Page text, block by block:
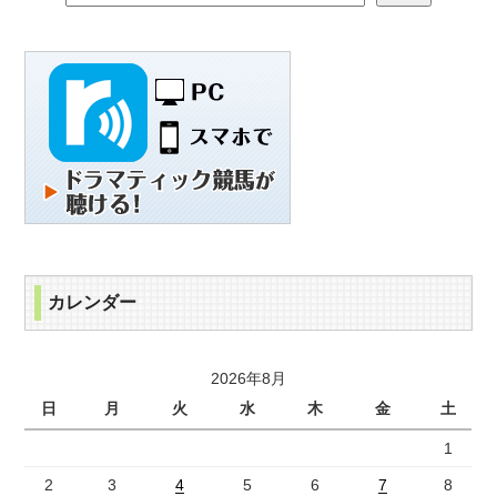
カレンダー
2026年8月
日
月 火 水 木 金 土
1
2 3 4 5 6 7 8